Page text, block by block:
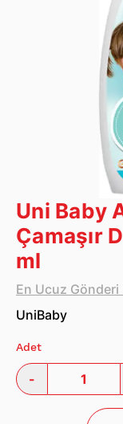
Uni Baby
Çamaşır
ml
En Ucuz Gönderi
UniBaby
Adet
-